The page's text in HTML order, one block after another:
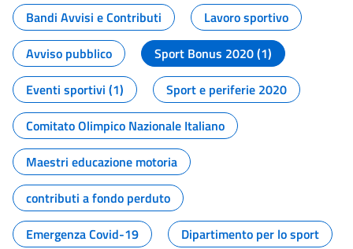
Bandi Avvisi e Contributi
Lavoro sportivo
Avviso pubblico
Sport Bonus 2020 (1)
Eventi sportivi (1)
Sport e periferie 2020
Comitato Olimpico Nazionale Italiano
Maestri educazione motoria
contributi a fondo perduto
Emergenza Covid-19
Dipartimento per lo sport